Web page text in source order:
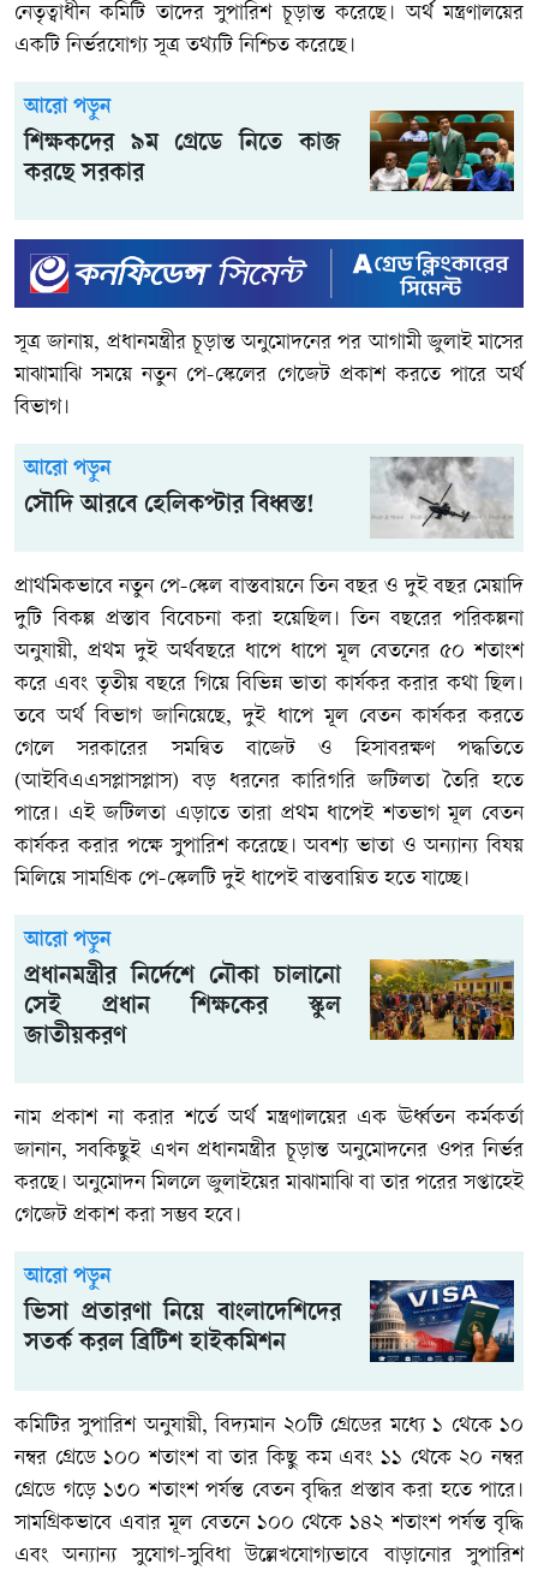
নেতৃত্বাধীন কমিটি তাদের সুপারিশ চূড়ান্ত করেছে। অর্থ মন্ত্রণালয়ের
একটি নির্ভরযোগ্য সূত্র তথ্যটি নিশ্চিত করেছে।
আরো পড়ুন
শিক্ষকদের ৯ম গ্রেডে নিতে কাজ
করছে সরকার
সূত্র জানায়, প্রধানমন্ত্রীর চূড়ান্ত অনুমোদনের পর আগামী জুলাই মাসের
মাঝামাঝি সময়ে নতুন পে-স্কেলের গেজেট প্রকাশ করতে পারে অর্থ
বিভাগ।
আরো পড়ুন
সৌদি আরবে হেলিকপ্টার বিধ্বস্ত!
প্রাথমিকভাবে নতুন পে-স্কেল বাস্তবায়নে তিন বছর ও দুই বছর মেয়াদি
দুটি বিকল্প প্রস্তাব বিবেচনা করা হয়েছিল। তিন বছরের পরিকল্পনা
অনুযায়ী, প্রথম দুই অর্থবছরে ধাপে ধাপে মূল বেতনের ৫০ শতাংশ
করে এবং তৃতীয় বছরে গিয়ে বিভিন্ন ভাতা কার্যকর করার কথা ছিল।
তবে অর্থ বিভাগ জানিয়েছে, দুই ধাপে মূল বেতন কার্যকর করতে
গেলে সরকারের সমন্বিত বাজেট ও হিসাবরক্ষণ পদ্ধতিতে
(আইবিএএসপ্লাসপ্লাস) বড় ধরনের কারিগরি জটিলতা তৈরি হতে
পারে। এই জটিলতা এড়াতে তারা প্রথম ধাপেই শতভাগ মূল বেতন
কার্যকর করার পক্ষে সুপারিশ করেছে। অবশ্য ভাতা ও অন্যান্য বিষয়
মিলিয়ে সামগ্রিক পে-স্কেলটি দুই ধাপেই বাস্তবায়িত হতে যাচ্ছে।
আরো পড়ুন
প্রধানমন্ত্রীর নির্দেশে নৌকা চালানো
সেই প্রধান শিক্ষকের স্কুল
জাতীয়করণ
নাম প্রকাশ না করার শর্তে অর্থ মন্ত্রণালয়ের এক ঊর্ধ্বতন কর্মকর্তা
জানান, সবকিছুই এখন প্রধানমন্ত্রীর চূড়ান্ত অনুমোদনের ওপর নির্ভর
করছে। অনুমোদন মিললে জুলাইয়ের মাঝামাঝি বা তার পরের সপ্তাহেই
গেজেট প্রকাশ করা সম্ভব হবে।
আরো পড়ুন
ভিসা প্রতারণা নিয়ে বাংলাদেশিদের
সতর্ক করল ব্রিটিশ হাইকমিশন
কমিটির সুপারিশ অনুযায়ী, বিদ্যমান ২০টি গ্রেডের মধ্যে ১ থেকে ১০
নম্বর গ্রেডে ১০০ শতাংশ বা তার কিছু কম এবং ১১ থেকে ২০ নম্বর
গ্রেডে গড়ে ১৩০ শতাংশ পর্যন্ত বেতন বৃদ্ধির প্রস্তাব করা হতে পারে।
সামগ্রিকভাবে এবার মূল বেতনে ১০০ থেকে ১৪২ শতাংশ পর্যন্ত বৃদ্ধি
এবং অন্যান্য সুযোগ-সুবিধা উল্লেখযোগ্যভাবে বাড়ানোর সুপারিশ